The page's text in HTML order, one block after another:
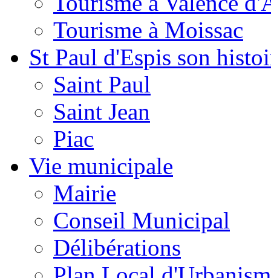
Tourisme à Moissac
St Paul d'Espis son
Saint Paul
Saint Jean
Piac
Vie municipale
Mairie
Conseil Municipal
Délibérations